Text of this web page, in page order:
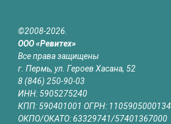
©2008-2026.
ООО «Ревитех»
Все права защищены
г. Пермь, ул. Героев Хасана, 52
8 (846) 250-90-03
ИНН: 5905275240
КПП: 590401001 ОГРН: 1105905000134
ОКПО/ОКАТО: 63329741/57401367000